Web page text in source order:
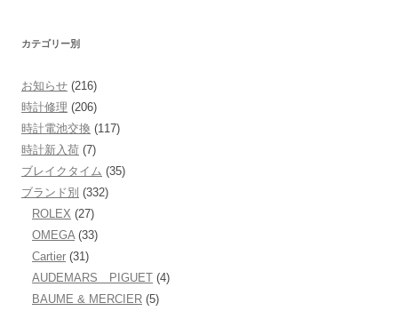
カテゴリー別
お知らせ (216)
時計修理 (206)
時計電池交換 (117)
時計新入荷 (7)
ブレイクタイム (35)
ブランド別 (332)
ROLEX (27)
OMEGA (33)
Cartier (31)
AUDEMARS PIGUET (4)
BAUME & MERCIER (5)